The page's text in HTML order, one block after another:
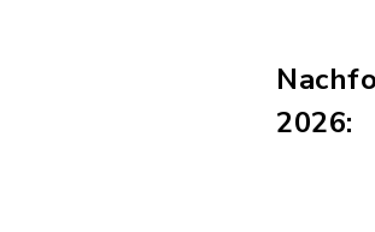
2026: